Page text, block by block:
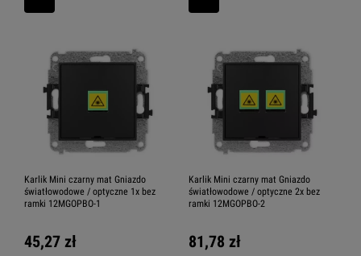
Karlik Mini czarny mat Gniazdo
światłowodowe / optyczne 1x bez
ramki 12MGOPBO-1
45,27 zł
Karlik Mini czarny mat Gniazdo
światłowodowe / optyczne 2x bez
ramki 12MGOPBO-2
81,78 zł